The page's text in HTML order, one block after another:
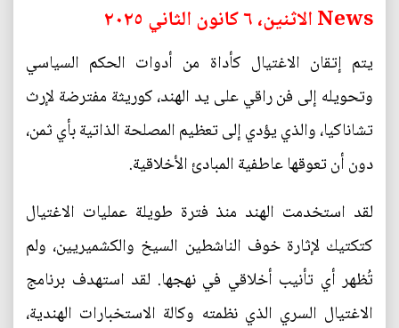
News الاثنين، ٦ كانون الثاني ٢٠٢٥
يتم إتقان الاغتيال كأداة من أدوات الحكم السياسي
وتحويله إلى فن راقي على يد الهند، كوريثة مفترضة لإرث
تشاناكيا، والذي يؤدي إلى تعظيم المصلحة الذاتية بأي ثمن،
دون أن تعوقها عاطفية المبادئ الأخلاقية.
لقد استخدمت الهند منذ فترة طويلة عمليات الاغتيال
كتكتيك لإثارة خوف الناشطين السيخ والكشميريين، ولم
تُظهر أي تأنيب أخلاقي في نهجها. لقد استهدف برنامج
الاغتيال السري الذي نظمته وكالة الاستخبارات الهندية،